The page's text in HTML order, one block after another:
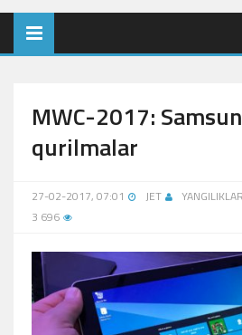
MWC-2017:
qurilmalar
27-02-2017, 07:01 JET YANGILIKLAR
3 696